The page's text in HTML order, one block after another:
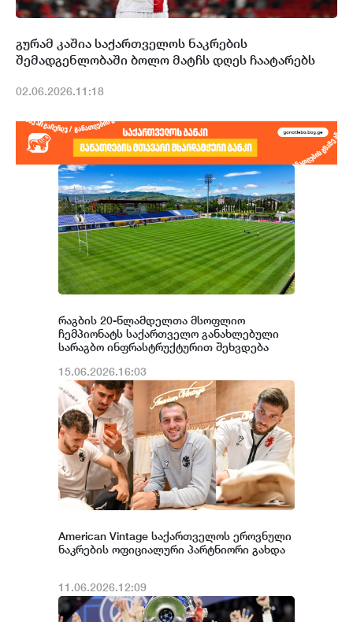
რაგბის 20-წლამდელთა მსოფლიო
ჩემპიონატს საქართველო განახლებული
სარაგბო ინფრასტრუქტურით შეხვდება
15.06.2026.16:03
American Vintage საქართველოს ეროვნული
ნაკრების ოფიციალური პარტნიორი გახდა
11.06.2026.12:09
გურამ კაშია საქართველოს ნაკრების
შემადგენლობაში ბოლო მატჩს დღეს ჩაატარებს
02.06.2026.11:18